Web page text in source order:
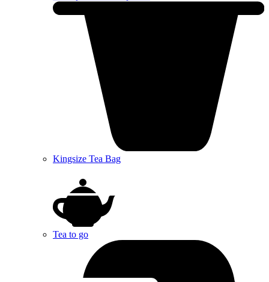
Kingsize Tea Bag
Tea to go